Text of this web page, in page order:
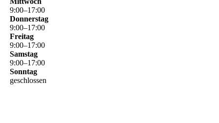
9:00–17:00
Donnerstag
9:00–17:00
Freitag
9:00–17:00
Samstag
9:00–17:00
Sonntag
geschlossen